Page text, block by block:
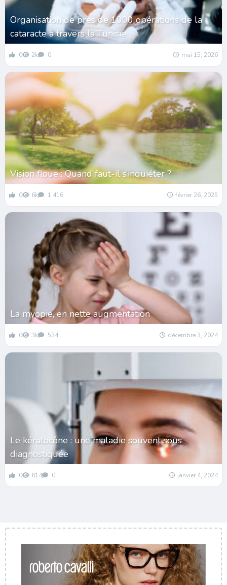
Organisation de près de 1000 opérations de la
cataracte à travers la Tunisie
0 2k 0 mai 15, 2026
Vision floue : Quand faut-il s’inquiéter ?
0 6k 1 416 février 26, 2025
La myopie, en nette augmentation
0 3k 534 décembre 3, 2024
Le kératocône : une maladie souvent sous
diagnostiquée
0 614 0 janvier 4, 2024